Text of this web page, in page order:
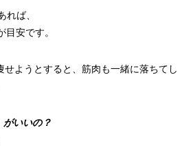
れば、
安です。
せようとすると、筋肉も一緒に落ちてし
がいいの？